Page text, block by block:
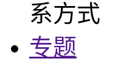
专题